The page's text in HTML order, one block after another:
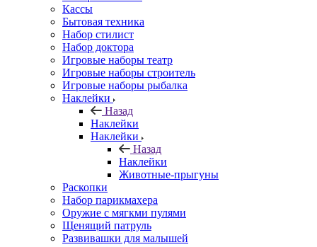
Кассы
Бытовая техника
Набор стилист
Набор доктора
Игровые наборы театр
Игровые наборы строитель
Игровые наборы рыбалка
Наклейки
Назад
Наклейки
Наклейки
Назад
Наклейки
Животные-прыгуны
Раскопки
Набор парикмахера
Оружие с мягкми пулями
Щенящий патруль
Развивашки для малышей